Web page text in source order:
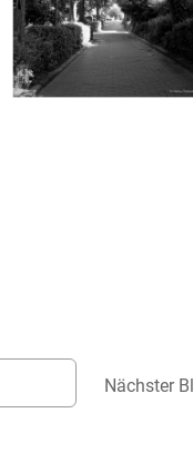
Nächster